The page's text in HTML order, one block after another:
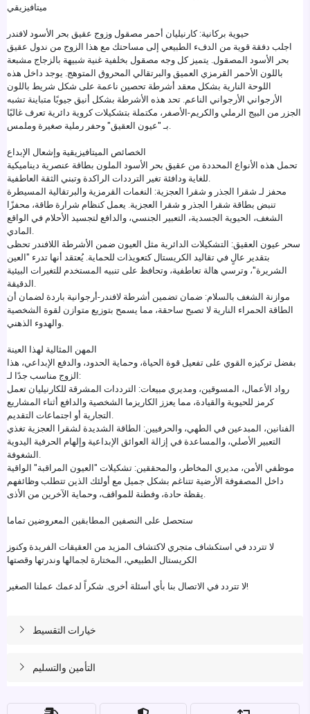
ميتافيزيقي
حيوية بركانية: كارنيليان أحمر مصقول وزوج عقيق بحر الأسود لافندر
اجلب دفقة قوية من الدفء الطبيعي إلى مساحتك مع هذا الزوج من ندول عقيق
بحر الأسود المصقول. يتميز كل وجه مصقول بخلفية غنية شبيهة بالزجاج مشبعة
باللون الأحمر القرمزي العميق والبرتقالي المحروق المتوهج. يوجد داخل هذه
اللوحة النارية بشكل معقد أشرطة تحصين ناعمة على شكل شريط باللون
الأرجواني الأرجواني الناعم. تحد هذه الأشرطة بشكل أنيق جيوبًا متباينة تشبه
الجزر من البيج الرملي والكريم-الأصفر، مكتملة بتشكيلات كروية دائرية تعرف غالبًا
الخصائص الميتافيزيقية وإشعال الإبداع
تحمل هذه الأنواع المحددة من عقيق بحر الأسود الملون بطاقة عنصرية ديناميكية
محفز لـ شقرا الجذر و شقرا العجزية: النغمات القرمزية والبرتقالية المسيطرة
تنبض بطاقة شقرا الجذر و شقرا العجزية. يعمل كنظام شرارة طاقة، محفزًا
الشغف، الحيوية الجسدية، التعبير الجنسي، والدافع لتجسيد الأحلام في الواقع
سحر عيون العقيق: التشكيلات الدائرية مثل العيون ضمن الأشرطة اللافندر تحظى
بتقدير عالٍ في تقاليد الكريستال كتعويذات للحماية. يُعتقد أنها تدرء "العين
الشريرة"، وترسي هالة تعاطفية، وتحافظ على تنبيه المستخدم للتغيرات البيئية
موازنة الشغف بالسلام: ضمان تضمين أشرطة لافندر-أرجوانية باردة لضمان أن
الطاقة الحمراء النارية لا تصبح ساحقة، مما يسمح بتوزيع متوازن لقوة الشخصية
المهن المثالية لهذا العينة
بفضل تركيزه القوي على تفعيل قوة الحياة، وحماية الحدود، والدفع الإبداعي، هذا
الزوج مناسب جدًا لـ:
رواد الأعمال، المسوقين، ومديري مبيعات: الترددات المشرقة للكارنيليان تعمل
كرمز للحيوية والقيادة، مما يعزز الكاريزما الشخصية والدافع أثناء المشاريع
الفنانين، المبدعين في الطهي، والحرفيين: الطاقة الشديدة لشقرا العجزية تغذي
التعبير الأصلي، والمساعدة في إزالة العوائق الإبداعية وإلهام الحرفية اليدوية
موظفي الأمن، مديري المخاطر، والمحققين: تشكيلات "العيون المراقبة" الواقية
داخل المصفوفة الأرضية تتناغم بشكل جميل مع أولئك الذين تتطلب وظائفهم
ستحصل على النصفين المطابقين المعروضين تماما
لا تتردد في استكشاف متجري لاكتشاف المزيد من العقيقات الفريدة وكنوز
الكريستال الطبيعي، المختارة لجمالها وندرتها وقصتها
لا تتردد في الاتصال بنا بأي أسئلة أخرى. شكراً لدعمك عملنا الصغير!
خيارات التقسيط
التأمين والتسليم